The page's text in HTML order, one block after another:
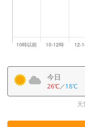
今日
26℃／18℃
天